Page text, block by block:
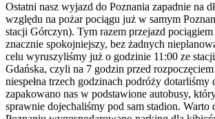
Ostatni nasz wyjazd do Poznania zapadnie na
względu na pożar pociągu już w samym
stacji Górczyn). Tym razem przejazd pociągiem
znacznie spokojniejszy, bez żadnych
celu wyruszyliśmy już o godzinie 11:00 ze
Gdańska, czyli na 7 godzin przed
niespełna trzech godzinach podróży dotarliśmy
zapakowano nas w podstawione autobusy,
sprawnie dojechaliśmy pod sam stadion. Warto